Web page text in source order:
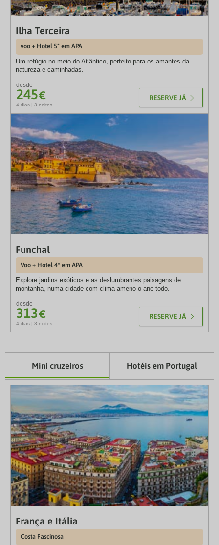
Ilha Terceira
voo + Hotel 5* em APA
Um refúgio no meio do Atlântico, perfeito para os amantes da
natureza e caminhadas.
desde
245€
4 dias | 3 noites
RESERVE JÁ
Funchal
Voo + Hotel 4* em APA
Explore jardins exóticos e as deslumbrantes paisagens de
montanha, numa cidade com clima ameno o ano todo.
desde
313€
4 dias | 3 noites
RESERVE JÁ
Fuerteventura
Voo + Hotel 4* em TI
A ilha de Fuerteventura tem cerca de 1600 quilómetros quadrados
repletos de paisagens fascinantes e praias cristalinas
desde
420€
4 dias | 3 noites
RESERVE JÁ
Maiorca
Voo + Hotel 4* em MP
Com uma combinação única de cultura, natureza e gastronomia,
esta ilha oferece experiências inesquecíveis a todos os viajantes.
desde
313€
4 dias | 3 noites
RESERVE JÁ
Mini cruzeiros Hotéis em Portugal
França e Itália
Costa Fascinosa
3HB Falésia Beach 4*
O 3HB Falésia Beach é a mais recente adição de 5 estrelas ao